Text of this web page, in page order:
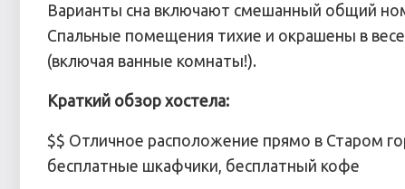
Варианты сна включают смешанный общий
Спальные помещения тихие и окрашены в
(включая ванные комнаты!).
Краткий обзор хостела:
$$ Отличное расположение прямо в Старом
бесплатные шкафчики, бесплатный кофе